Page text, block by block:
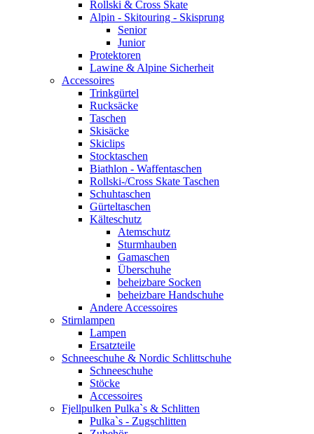
Rollski & Cross Skate
Alpin - Skitouring - Skisprung
Senior
Junior
Protektoren
Lawine & Alpine Sicherheit
Accessoires
Trinkgürtel
Rucksäcke
Taschen
Skisäcke
Skiclips
Stocktaschen
Biathlon - Waffentaschen
Rollski-/Cross Skate Taschen
Schuhtaschen
Gürteltaschen
Kälteschutz
Atemschutz
Sturmhauben
Gamaschen
Überschuhe
beheizbare Socken
beheizbare Handschuhe
Andere Accessoires
Stirnlampen
Lampen
Ersatzteile
Schneeschuhe & Nordic Schlittschuhe
Schneeschuhe
Stöcke
Accessoires
Fjellpulken Pulka`s & Schlitten
Pulka`s - Zugschlitten